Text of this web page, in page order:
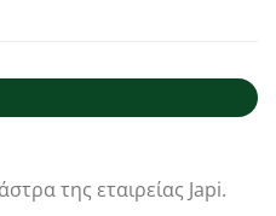
της εταιρείας Japi.